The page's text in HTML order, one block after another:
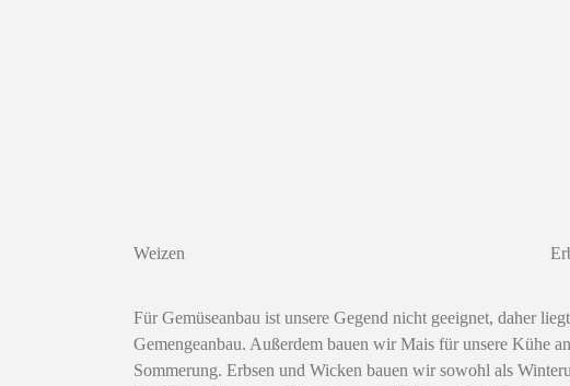
Weizen
Für Gemüseanbau ist unsere Gegend nicht geeignet, daher
Gemengeanbau. Außerdem bauen wir Mais für unsere Kühe
Sommerung. Erbsen und Wicken bauen wir sowohl als